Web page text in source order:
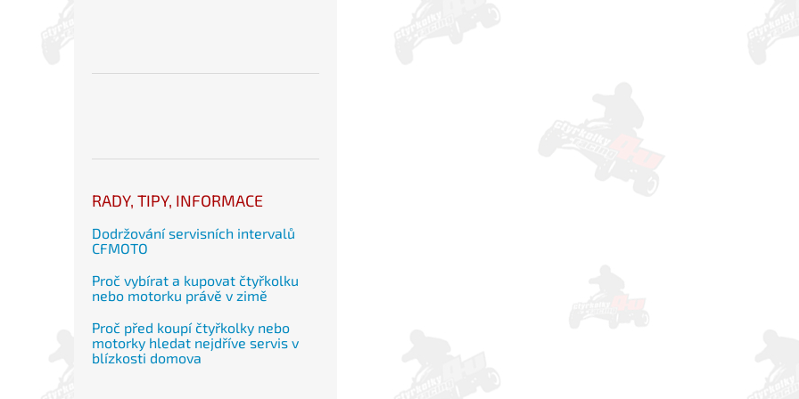
RADY, TIPY, INFORMACE
Dodržování servisních intervalů
CFMOTO
Proč vybírat a kupovat čtyřkolku
nebo motorku právě v zimě
Proč před koupí čtyřkolky nebo
motorky hledat nejdříve servis v
blízkosti domova